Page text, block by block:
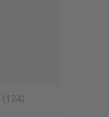
(124)